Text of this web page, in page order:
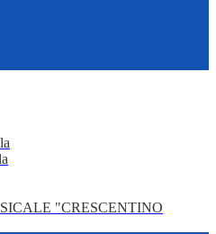
"CRESCENTINO